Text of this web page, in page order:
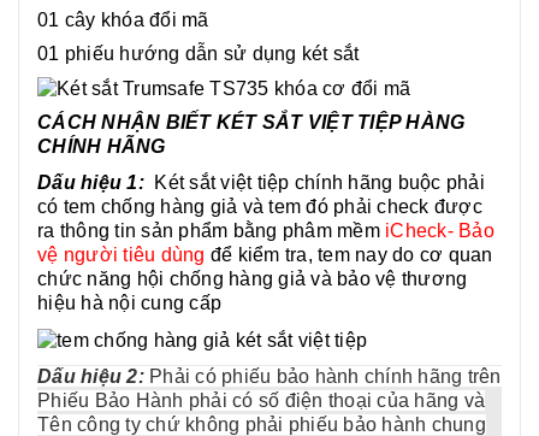
01 cây khóa đổi mã
01 phiếu hướng dẫn sử dụng két sắt
CÁCH NHẬN BIẾT KÉT SẮT VIỆT TIỆP HÀNG
CHÍNH HÃNG
Dấu hiệu 1: Két sắt việt tiệp chính hãng buộc phải
có tem chống hàng giả và tem đó phải check được
ra thông tin sản phẩm bằng phâm mềm iCheck- Bảo
vệ người tiêu dùng để kiểm tra, tem nay do cơ quan
chức năng hội chống hàng giả và bảo vệ thương
hiệu hà nội cung cấp
Dấu hiệu 2:Phải có phiếu bảo hành chính hãng trên
Phiếu Bảo Hành phải có số điện thoại của hãng và
Tên công ty chứ không phải phiếu bảo hành chung